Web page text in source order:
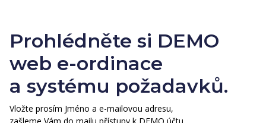
Prohlédněte si DEMO
web e-ordinace
a systému požadavků.
Vložte prosím Jméno a e-mailovou adresu,